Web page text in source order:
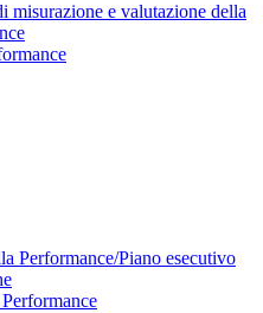
misurazione e valutazione della
Performance/Piano esecutivo